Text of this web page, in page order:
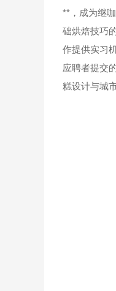
**，成为继
础烘焙技巧
作提供实习
应聘者提交
糕设计与城